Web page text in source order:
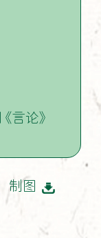
言论》
制图